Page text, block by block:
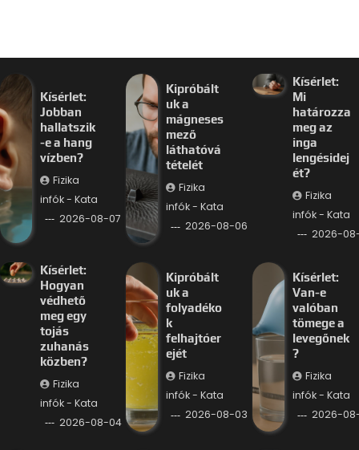
Kísérlet:
Jobban
hallatszik
-e a hang
vízben?
Fizika
infók - Kata
2026-08-07
Kipróbált
uk a
mágneses
mező
láthatóvá
tételét
Fizika
infók - Kata
2026-08-06
Kísérlet:
Mi
határozza
meg az
inga
lengésidej
ét?
Fizika
infók - Kata
2026-
Kísérlet:
Hogyan
védhető
meg egy
tojás
zuhanás
közben?
Fizika
infók - Kata
2026-08-04
Kipróbált
uk a
folyadéko
k
felhajtóer
ejét
Fizika
infók - Kata
2026-08-03
Kísérlet:
Van-e
valóban
tömege a
levegőnek
?
Fizika
infók - Kata
2026-